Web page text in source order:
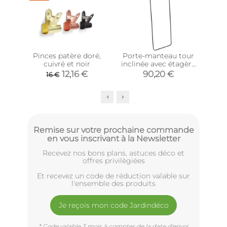
Pinces patère doré,
cuivré et noir
16 € 12,16 €
Porte-manteau tour
inclinée avec étagère
(Noir)
90,20 €
Remise sur votre prochaine commande
en vous inscrivant à la Newsletter
Recevez nos bons plans, astuces déco et
offres privilègiées
Et recevez un code de réduction valable sur
l'ensemble des produits
Je reçois mon code Jardindéco